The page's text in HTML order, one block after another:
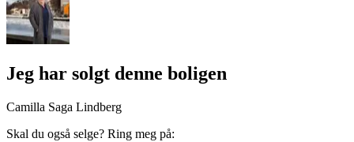
Jeg har solgt denne boligen
Camilla Saga Lindberg
Skal du også selge? Ring meg på: